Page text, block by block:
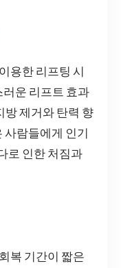
용한 리프팅 시
운 리프트 효과
방 제거와 탄력 향
사람들에게 인기
로 인한 처짐과
복 기간이 짧은